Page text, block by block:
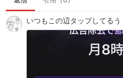
いつもこの辺タップしてるう